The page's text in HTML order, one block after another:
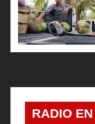
t
r
a
RADIO